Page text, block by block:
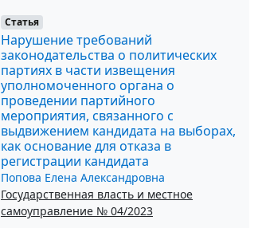
Статья
Нарушение требований
законодательства о политических
партиях в части извещения
уполномоченного органа о
проведении партийного
мероприятия, связанного с
выдвижением кандидата на выборах,
как основание для отказа в
регистрации кандидата
Попова Елена Александровна
Государственная власть и местное
самоуправление № 04/2023